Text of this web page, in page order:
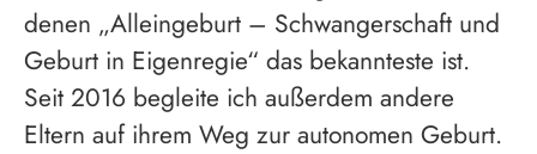
denen „Alleingeburt – Schwangerschaft und
Geburt in Eigenregie“ das bekannteste ist.
Seit 2016 begleite ich außerdem andere
Eltern auf ihrem Weg zur autonomen Geburt.